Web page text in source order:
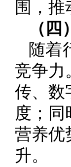
围，推
（
随着
竞争力
传、数
度；
营养优
升。